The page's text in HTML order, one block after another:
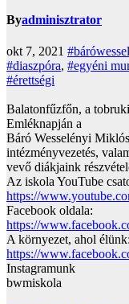
Byadminisztrator
okt 7, 2021
#diaszpóra, #egyéni
#érettségi
Balatonfűzfőn, a
Emléknapján a
Báró Wesselényi
intézményvezetés,
vevő diákjaink
Az iskola YouTube
https://
Facebook oldala:
https://
A környezet, ahol élünk:
https://
Instagramunk
bwmiskola